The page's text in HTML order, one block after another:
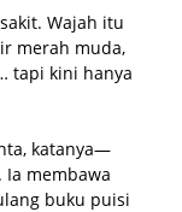
Wajah itu
merah muda,
tapi kini hanya
katanya—
Ia membawa
buku puisi